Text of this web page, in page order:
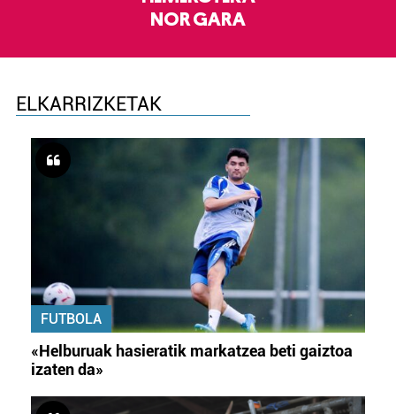
NOR GARA
ELKARRIZKETAK
FUTBOLA
«Helburuak hasieratik markatzea beti gaiztoa
izaten da»